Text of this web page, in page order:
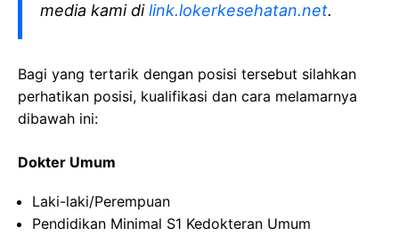
media kami dilink.lokerkesehatan.net.
Bagi yang tertarik dengan posisi tersebut silahkan
perhatikan posisi, kualifikasi dan cara melamarnya
dibawah ini:
Dokter Umum
Laki-laki/Perempuan
Pendidikan Minimal S1 Kedokteran Umum